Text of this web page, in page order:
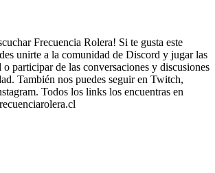
Frecuencia Rolera! Si te gusta este
unirte a la comunidad de Discord y jugar las
o participar de las conversaciones y discusiones
También nos puedes seguir en Twitch,
Todos los links los encuentras en